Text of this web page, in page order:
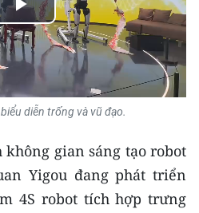
Play
Video
diễn trống và vũ đạo.
gian sáng tạo robot
Yigou đang phát triển
4S robot tích hợp trưng